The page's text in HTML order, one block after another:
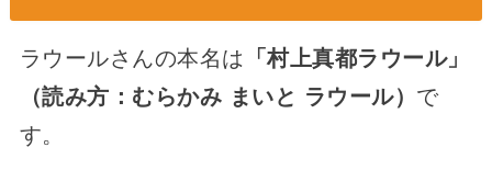
ラウールさんの本名は
「村上真都ラウール」
（読み方：むらかみ まいと ラウール） で
す。